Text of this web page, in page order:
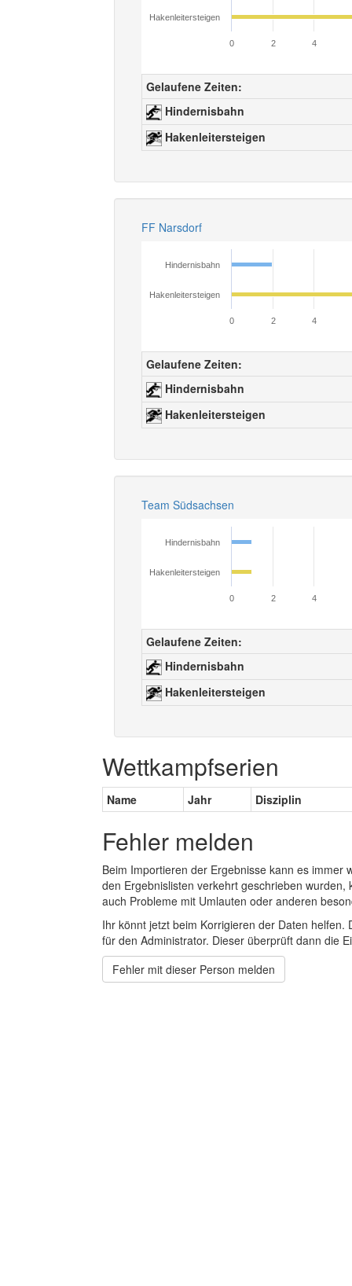
Hakenleitersteigen
0 2 4
Gelaufene Zeiten:
Hindernisbahn
Hakenleitersteigen
FF Narsdorf
Hindernisbahn
Hakenleitersteigen
0 2 4
Gelaufene Zeiten:
Hindernisbahn
Hakenleitersteigen
Team Südsachsen
Hindernisbahn
Hakenleitersteigen
0 2 4
Gelaufene Zeiten:
Hindernisbahn
Hakenleitersteigen
Wettkampfserien
Name Jahr Disziplin
Fehler melden
Beim Importieren der Ergebnisse kann es
den Ergebnislisten verkehrt geschrieben
auch Probleme mit Umlauten oder anderen
Ihr könnt jetzt beim Korrigieren der Daten
für den Administrator. Dieser überprüft dann die
Fehler mit dieser Person melden